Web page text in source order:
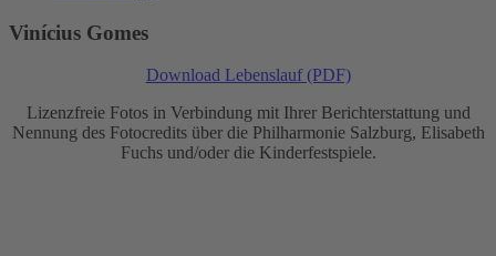
Vinícius Gomes
Download Lebenslauf (PDF)
Lizenzfreie Fotos in Verbindung mit Ihrer Berichterstattung und
Nennung des Fotocredits über die Philharmonie Salzburg, Elisabeth
Fuchs und/oder die Kinderfestspiele.